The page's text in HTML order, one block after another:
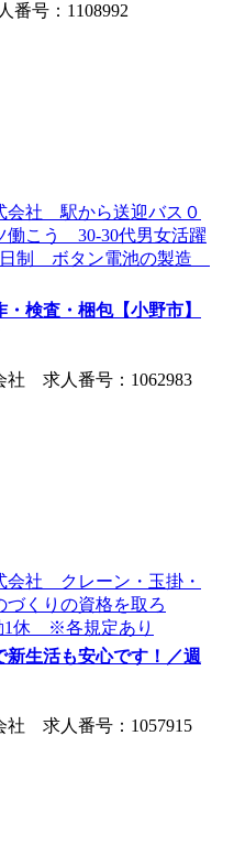
号：1108992
検査・梱包【小野市】
社 求人番号：1062983
新生活も安心です！／週
社 求人番号：1057915